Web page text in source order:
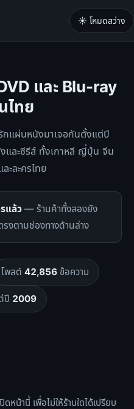
☀️ โหมดสว่าง
และ Blu-ray
ไทย
กแผ่นหนังมาเจอกันตั้งแต่ปี
และซีรีส์ ทั้งเกาหลี ญี่ปุ่น จีน
ะละครไทย
แล้ว — ร้านค้าทั้งสองยัง
งตามช่องทางด้านล่าง
โพสต์ 42,856ข้อความ
ปี 2009
หน้านี้ เพื่อไม่ให้ร้านใดได้เปรียบ